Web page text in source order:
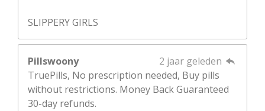
SLIPPERY GIRLS
Pillswoony
2 jaar geleden
TruePills, No prescription needed, Buy pills
without restrictions. Money Back Guaranteed
30-day refunds.